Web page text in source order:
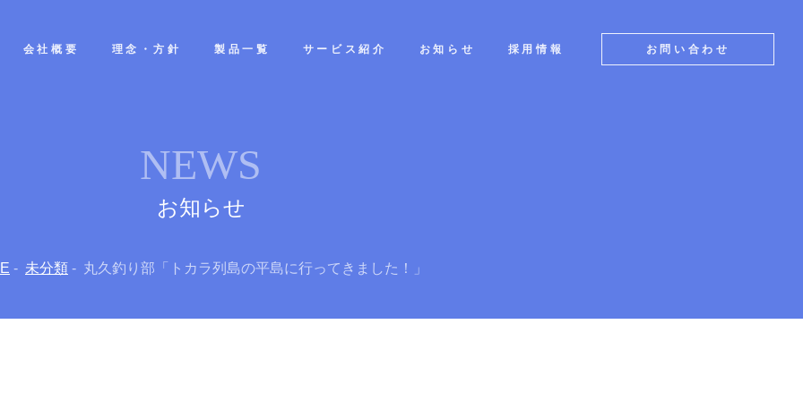
会社概要 理念・方針 製品一覧 サービス紹介 お知らせ 採用情報 お問い合わせ
NEWS
お知らせ
未分類 丸久釣り部「トカラ列島の平島に行ってきました！」